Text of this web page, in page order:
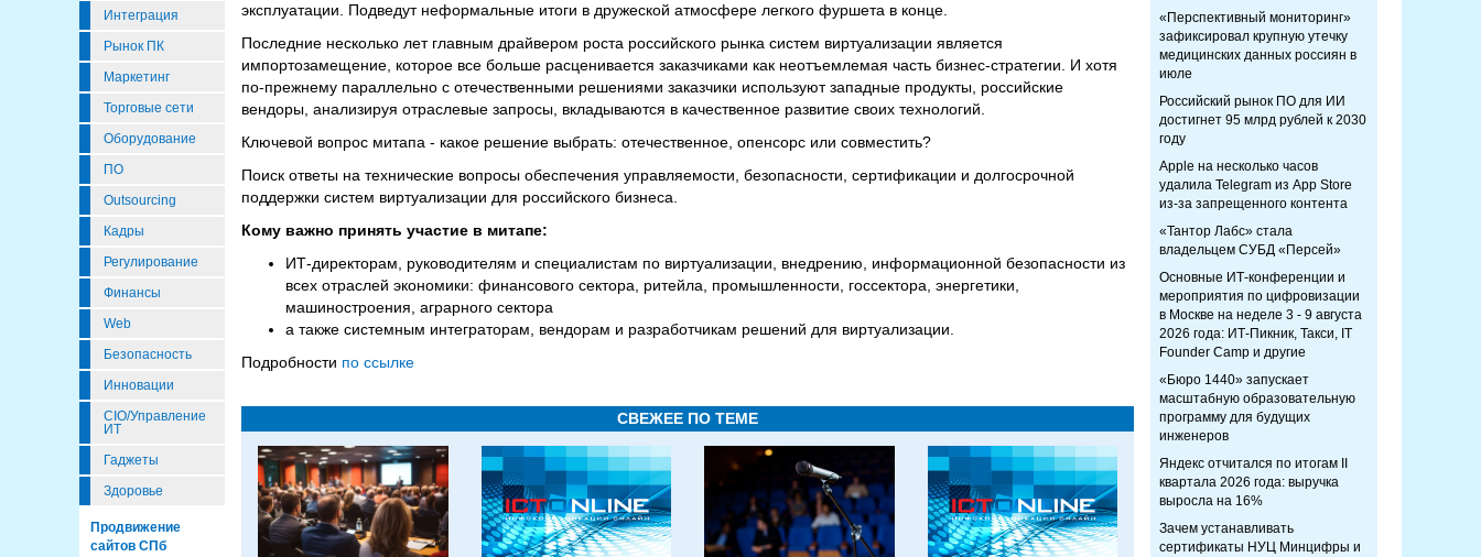
Интеграция
Рынок ПК
Маркетинг
Торговые сети
Оборудование
ПО
Outsourcing
Кадры
Регулирование
Финансы
Web
Безопасность
Инновации
CIO/Управление
ИТ
Гаджеты
Здоровье
Продвижение
сайтов СПб
эксплуатации. Подведут неформальные итоги в дружеской атмосфере легкого фуршета в конце.
Последние несколько лет главным драйвером роста российского рынка систем виртуализации является
импортозамещение, которое все больше расценивается заказчиками как неотъемлемая часть бизнес-стратегии. И хотя
по-прежнему параллельно с отечественными решениями заказчики используют западные продукты, российские
вендоры, анализируя отраслевые запросы, вкладываются в качественное развитие своих технологий.
Ключевой вопрос митапа - какое решение выбрать: отечественное, опенсорс или совместить?
Поиск ответы на технические вопросы обеспечения управляемости, безопасности, сертификации и долгосрочной
поддержки систем виртуализации для российского бизнеса.
Кому важно принять участие в митапе:
ИТ-директорам, руководителям и специалистам по виртуализации, внедрению, информационной безопасности из
всех отраслей экономики: финансового сектора, ритейла, промышленности, госсектора, энергетики,
машиностроения, аграрного сектора
а также системным интеграторам, вендорам и разработчикам решений для виртуализации.
Подробности по ссылке
СВЕЖЕЕ ПО ТЕМЕ
«Перспективный мониторинг»
зафиксировал крупную утечку
медицинских данных россиян в
июле
Российский рынок ПО для ИИ
достигнет 95 млрд рублей к 2030
году
Apple на несколько часов
удалила Telegram из App Store
из-за запрещенного контента
«Тантор Лабс» стала
владельцем СУБД «Персей»
Основные ИТ-конференции и
мероприятия по цифровизации
в Москве на неделе 3 - 9 августа
2026 года: ИТ-Пикник, Такси, IT
Founder Camp и другие
«Бюро 1440» запускает
масштабную образовательную
программу для будущих
инженеров
Яндекс отчитался по итогам II
квартала 2026 года: выручка
выросла на 16%
Зачем устанавливать
сертификаты НУЦ Минцифры и